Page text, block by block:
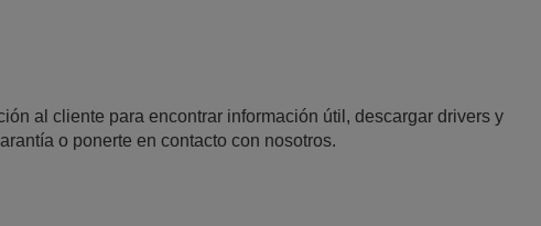
al cliente para encontrar información útil, descargar drivers y
o ponerte en contacto con nosotros.